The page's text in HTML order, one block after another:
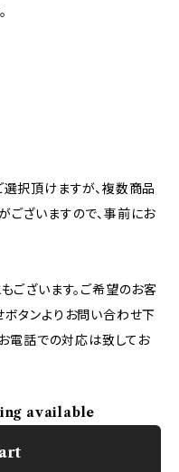
択頂けますが、複数商品
ざいますので、事前にお
ございます。ご希望のお客
タンよりお問い合わせ下
電話での対応は致してお
available